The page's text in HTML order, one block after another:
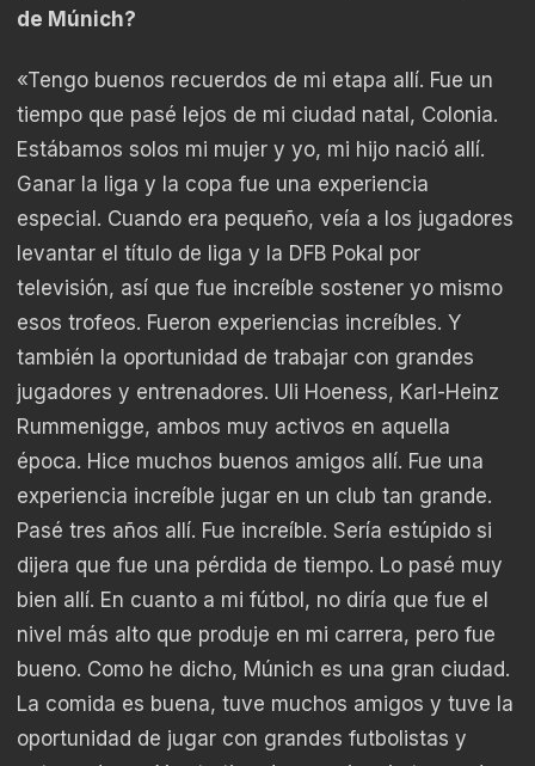
de Múnich?
«Tengo buenos recuerdos de mi etapa allí. Fue un
tiempo que pasé lejos de mi ciudad natal, Colonia.
Estábamos solos mi mujer y yo, mi hijo nació allí.
Ganar la liga y la copa fue una experiencia
especial. Cuando era pequeño, veía a los jugadores
levantar el título de liga y la DFB Pokal por
televisión, así que fue increíble sostener yo mismo
esos trofeos. Fueron experiencias increíbles. Y
también la oportunidad de trabajar con grandes
jugadores y entrenadores. Uli Hoeness, Karl-Heinz
Rummenigge, ambos muy activos en aquella
época. Hice muchos buenos amigos allí. Fue una
experiencia increíble jugar en un club tan grande.
Pasé tres años allí. Fue increíble. Sería estúpido si
dijera que fue una pérdida de tiempo. Lo pasé muy
bien allí. En cuanto a mi fútbol, no diría que fue el
nivel más alto que produje en mi carrera, pero fue
bueno. Como he dicho, Múnich es una gran ciudad.
La comida es buena, tuve muchos amigos y tuve la
oportunidad de jugar con grandes futbolistas y